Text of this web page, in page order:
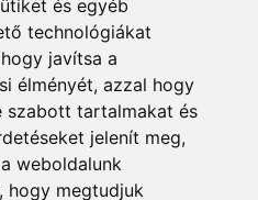
és egyéb
technológiákat
javítsa a
élményét, azzal hogy
szabott tartalmakat és
jelenít meg,
weboldalunk
hogy megtudjuk
ot
egy fát! Bővebben